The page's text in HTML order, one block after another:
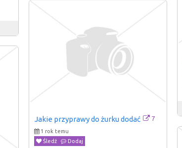
Jakie przyprawy do żurku dodać 7
1 rok temu
Śledź
Dodaj